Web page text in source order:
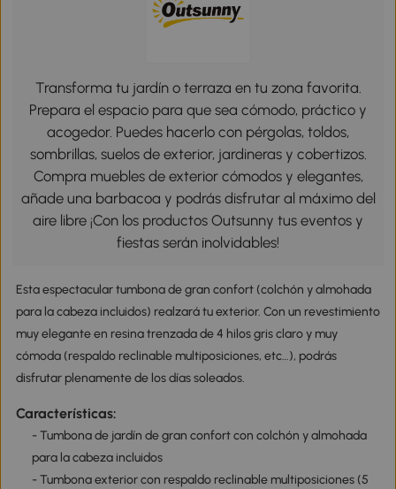
Transforma tu jardín o terraza en tu zona favorita.
Prepara el espacio para que sea cómodo, práctico y
acogedor. Puedes hacerlo con pérgolas, toldos,
sombrillas, suelos de exterior, jardineras y cobertizos.
Compra muebles de exterior cómodos y elegantes,
añade una barbacoa y podrás disfrutar al máximo del
aire libre ¡Con los productos Outsunny tus eventos y
fiestas serán inolvidables!
Esta espectacular tumbona de gran confort (colchón y almohada
para la cabeza incluidos) realzará tu exterior. Con un revestimiento
muy elegante en resina trenzada de 4 hilos gris claro y muy
cómoda (respaldo reclinable multiposiciones, etc…), podrás
disfrutar plenamente de los días soleados.
Características:
- Tumbona de jardín de gran confort con colchón y almohada
para la cabeza incluidos
- Tumbona exterior con respaldo reclinable multiposiciones (5